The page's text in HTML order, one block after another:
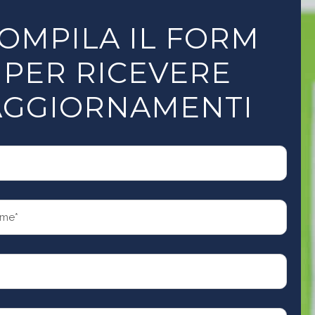
IL FORM
PER RICEVERE